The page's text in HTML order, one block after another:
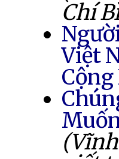
Chí
Việt
Cộng